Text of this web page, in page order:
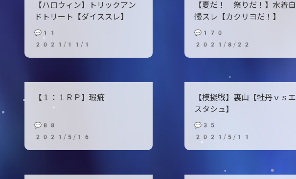
【ハロウィン】トリックアン
ドトリート【ダイススレ】
💬11
2021/11/1
【夏だ！ 祭りだ！】水着自
慢スレ【カクリヨだ！】
💬170
2021/8/22
【１：１ＲＰ】瑕疵
💬88
2021/5/16
【模擬戦】裏山【牡丹ｖｓエ
スタシュ】
💬35
2021/5/11